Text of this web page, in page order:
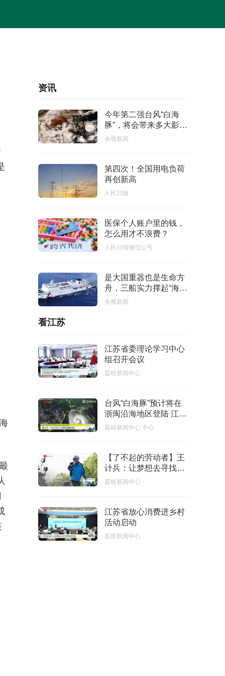
资讯
今年第二强台风“白海
豚”，将会带来多大影
响？
央视新闻
第四次！全国用电负荷
再创新高
人民日报
医保个人账户里的钱，
怎么用才不浪费？
人民日报微信公号
是大国重器也是生命方
舟，三船实力撑起“海上
移动三甲”！
央视新闻
看江苏
江苏省委理论学习中心
组召开会议
荔枝新闻中心
台风“白海豚”预计将在
浙闽沿海地区登陆 江苏
各地严阵以待筑牢安全
荔枝新闻中心 中心
【了不起的劳动者】王
计兵：让梦想去寻找生
活的缝隙
荔枝新闻中心
江苏省放心消费进乡村
活动启动
荔枝新闻中心